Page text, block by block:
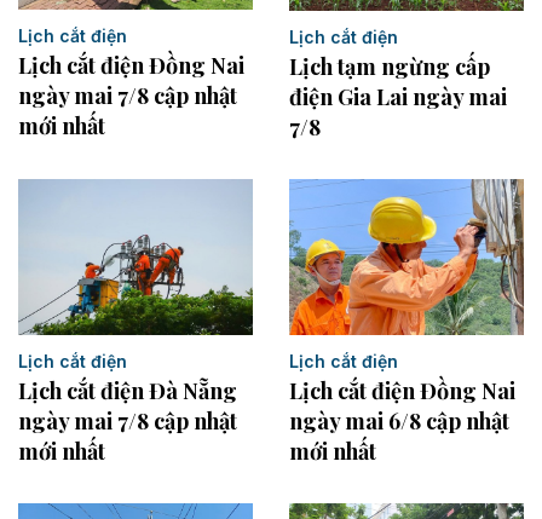
Lịch cắt điện
Lịch cắt điện Đồng Nai
ngày mai 7/8 cập nhật
mới nhất
Lịch cắt điện
Lịch tạm ngừng cấp
điện Gia Lai ngày mai
7/8
Lịch cắt điện
Lịch cắt điện Đà Nẵng
ngày mai 7/8 cập nhật
mới nhất
Lịch cắt điện
Lịch cắt điện Đồng Nai
ngày mai 6/8 cập nhật
mới nhất